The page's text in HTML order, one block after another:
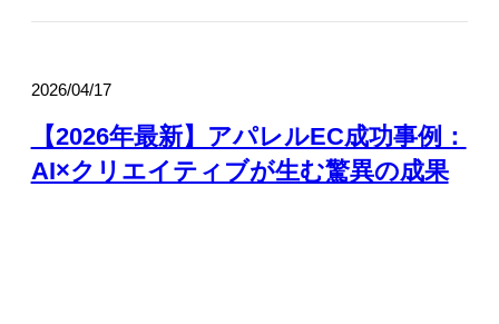
2026/04/17
【2026年最新】アパレルEC成功事例：
AI×クリエイティブが生む驚異の成果